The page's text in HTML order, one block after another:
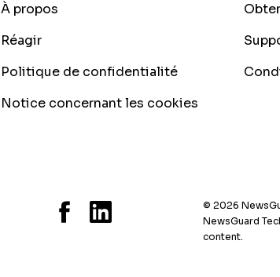
À propos
Réagir
Politique de confidentialité
Notice concernant les cookies
© 2026
NewsGuard
content.